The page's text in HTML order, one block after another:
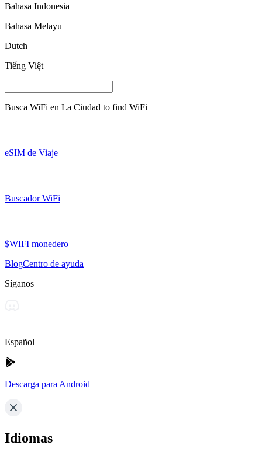
Bahasa Indonesia
Bahasa Melayu
Dutch
Tiếng Việt
Busca WiFi en La Ciudad to find WiFi
eSIM de Viaje
Buscador WiFi
$WIFI monedero
BlogCentro de ayuda
Síganos
Español
Descarga para Android
Idiomas